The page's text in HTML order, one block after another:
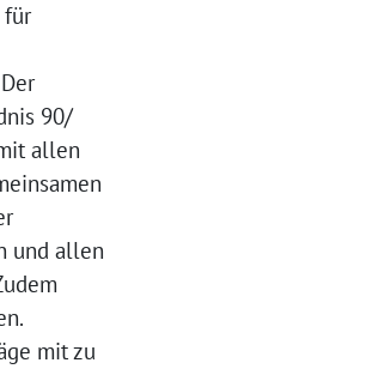
für
90/
allen
und allen
mit zu